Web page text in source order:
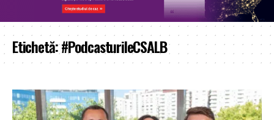
Etichetă:#PodcasturileCSALB